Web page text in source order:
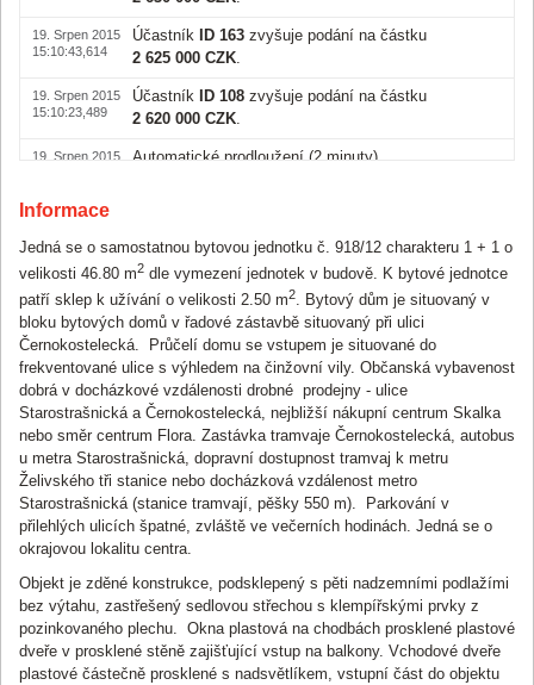
19. Srpen 2015
15:10:43,614
Účastník ID 163 zvyšuje podání na částku
2 625 000 CZK
19. Srpen 2015
15:10:23,489
Účastník ID 108 zvyšuje podání na částku
2 620 000 CZK
19. Srpen 2015
Automatické prodloužení (2 minuty).
19. Srpen 2015
19. Srpen 2015
ÚčastníkID 108 zvyšuje podání na částku
2 610 000 CZK
19. Srpen 2015
15:09:43,723
ÚčastníkID 163zvyšuje podání na částku
2 605 000 CZK.
19. Srpen 2015
15:08:06,524
Automatické prodloužení (2 minuty).
19. Srpen 2015
15:08:06,523
Účastník ID 108zvyšuje podání na částku
2 600 000 CZK.
19. Srpen 2015
15:07:32,635
ÚčastníkID 163zvyšuje podání na částku
2 555 000 CZK.
19. Srpen 2015
15:07:06,608
2 550 000 CZK.
19. Srpen 2015
ÚčastníkID 163zvyšuje podání na částku
2 505 000 CZK.
Informace
Jedná se o samostatnou bytovou jednotku č. 918/12 charakteru 1 + 1 o
velikosti 46.80 m2 dle vymezení jednotek v budově. K bytové jednotce
patří sklep k užívání o velikosti 2.50 m2. Bytový dům je situovaný v
bloku bytových domů v řadové zástavbě situovaný při ulici
Černokostelecká. Průčelí domu se vstupem je situované do
frekventované ulice s výhledem na činžovní vily. Občanská vybavenost
dobrá v docházkové vzdálenosti drobné prodejny - ulice
Starostrašnická a Černokostelecká, nejbližší nákupní centrum Skalka
nebo směr centrum Flora. Zastávka tramvaje Černokostelecká, autobus
u metra Starostrašnická, dopravní dostupnost tramvaj k metru
Želivského tři stanice nebo docházková vzdálenost metro
Starostrašnická (stanice tramvají, pěšky 550 m). Parkování v
přilehlých ulicích špatné, zvláště ve večerních hodinách. Jedná se o
okrajovou lokalitu centra.
Objekt je zděné konstrukce, podsklepený s pěti nadzemními podlažími
bez výtahu, zastřešený sedlovou střechou s klempířskými prvky z
pozinkovaného plechu. Okna plastová na chodbách prosklené plastové
dveře v prosklené stěně zajišťující vstup na balkony. Vchodové dveře
plastové částečně prosklené s nadsvětlíkem, vstupní část do objektu